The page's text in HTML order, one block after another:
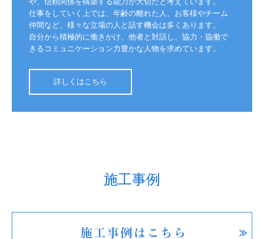
仕事をしていく上では、年齢の離れた人、お客様やチーム
仲間など、様々な立場の人と話す機会は多くあります。
自分から積極的に働きかけ、他者と対話し、協力・協働で
きるコミュニケーション力豊かな人物を求めています。
詳しくはこちら
施工事例